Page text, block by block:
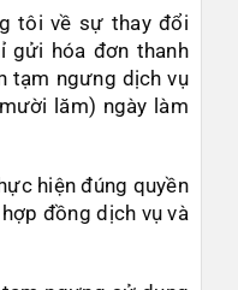
tôi về sự thay đổi
gửi hóa đơn thanh
tạm ngưng dịch vụ
lăm) ngày làm
hiện đúng quyền
đồng dịch vụ và